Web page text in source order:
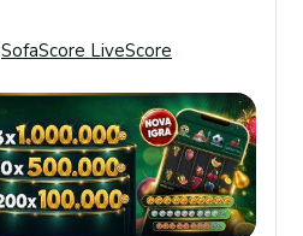
SofaScore LiveScore